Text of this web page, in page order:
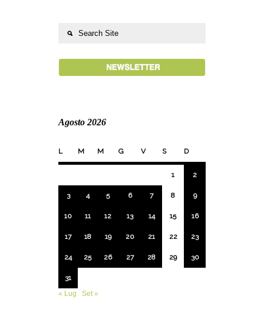
Agosto 2026
L M M G V S D
1 2
3 4 5 6 7 8 9
10 11 12 13 14 15 16
17 18 19 20 21 22 23
24 25 26 27 28 29 30
31
« Lug
Set »